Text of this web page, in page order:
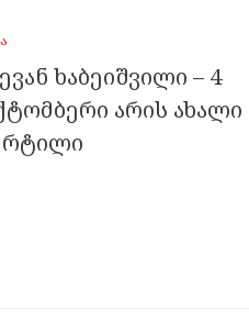
er m p
p
ხაბეიშვილი – 4
არის